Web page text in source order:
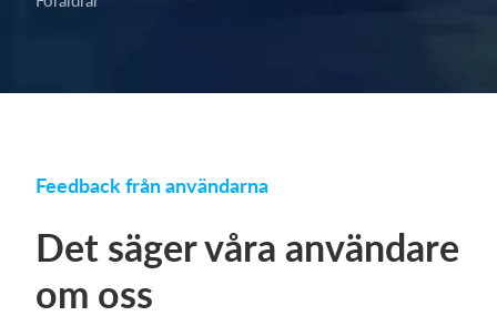
Feedback från användarna
Det säger våra användare
om oss